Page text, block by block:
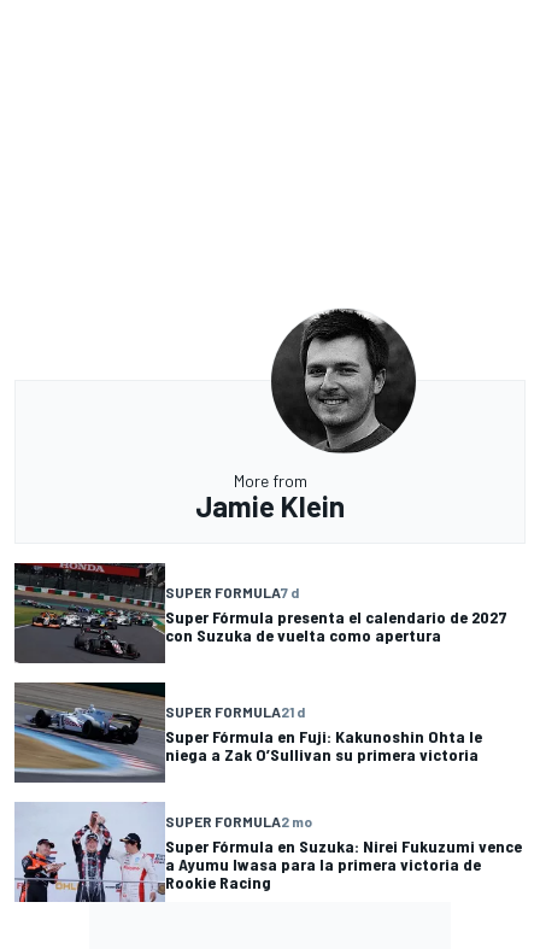
More from
Jamie Klein
SUPER FORMULA7 d
Super Fórmula presenta el calendario de 2027
con Suzuka de vuelta como apertura
SUPER FORMULA21 d
Super Fórmula en Fuji: Kakunoshin Ohta le
niega a Zak O’Sullivan su primera victoria
SUPER FORMULA2 mo
Super Fórmula en Suzuka: Nirei Fukuzumi vence
a Ayumu Iwasa para la primera victoria de
Rookie Racing